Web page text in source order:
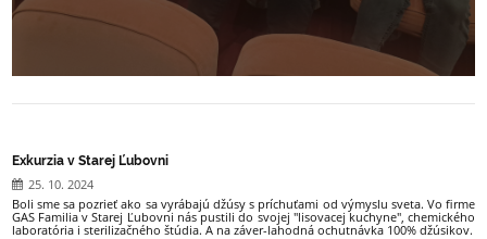
Exkurzia v Starej Ľubovni
25. 10. 2024
Boli sme sa pozrieť ako sa vyrábajú džúsy s príchuťami od výmyslu sveta. Vo firme
GAS Familia v Starej Ľubovni nás pustili do svojej "lisovacej kuchyne", chemického
laboratória i sterilizačného štúdia. A na záver-lahodná ochutnávka 100% džúsikov.